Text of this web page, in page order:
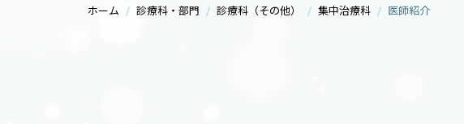
ホーム 診療科・部門 診療科（その他） 集中治療科 医師紹介